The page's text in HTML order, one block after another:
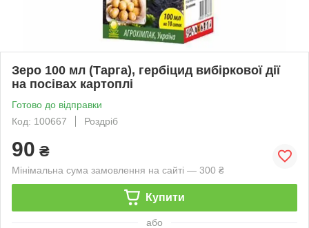
Зеро 100 мл (Тарга), гербіцид вибіркової дії
на посівах картоплі
Готово до відправки
Код: 100667
Роздріб
90 ₴
Мінімальна сума замовлення на сайті — 300 ₴
Купити
або